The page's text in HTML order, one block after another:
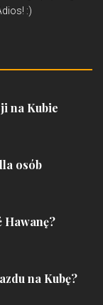
:)
na Kubie
osób
Hawanę?
na Kubę?